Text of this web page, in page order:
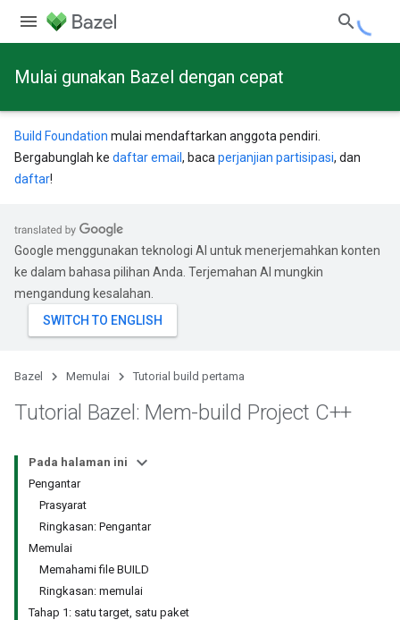
Mulai gunakan Bazel dengan cepat
Build Foundation mulai mendaftarkan anggota pendiri.
Bergabunglah ke daftar email , baca perjanjian partisipasi, dan
daftar!
Google menggunakan teknologi AI untuk menerjemahkan konten
ke dalam bahasa pilihan Anda. Terjemahan AI mungkin
mengandung kesalahan.
Bazel Memulai Tutorial build pertama
Tutorial Bazel: Mem-build Project C++
Pada halaman ini
Pengantar
Prasyarat
Ringkasan: Pengantar
Memulai
Memahami file BUILD
Ringkasan: memulai
Tahap 1: satu target, satu paket